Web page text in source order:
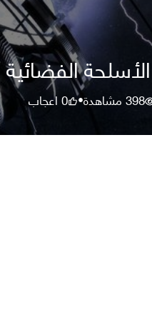
الفضائية
398مشاهدة•
0اعجاب